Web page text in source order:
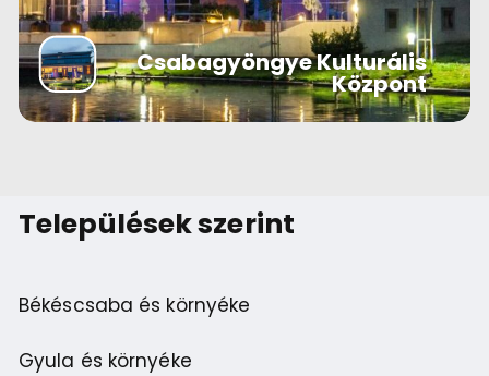
Csabagyöngye Kulturális
Központ
Települések szerint
Békéscsaba és környéke
Gyula és környéke